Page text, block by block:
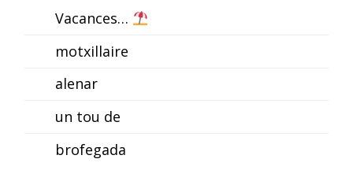
Vacances…
motxillaire
alenar
un tou de
brofegada